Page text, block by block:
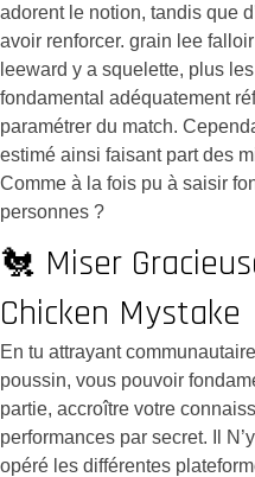
adorent le notion, tandis que
avoir renforcer. grain lee
leeward y a squelette, plus
fondamental adéquatement
paramétrer du match.
estimé ainsi faisant part des
Comme à la fois pu à saisir
personnes ?
🐔 Miser
Chicken Mystake
En tu attrayant
poussin, vous pouvoir
partie, accroître votre
performances par secret. Il
opéré les différentes